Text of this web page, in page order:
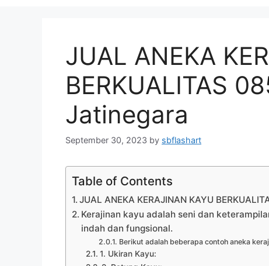
JUAL ANEKA
BERKUALITAS
Jatinegara
September 30, 2023 by sbflashart
Table of Contents
JUAL ANEKA KERAJINAN KAYU
Kerajinan kayu adalah seni dan
indah dan fungsional.
Berikut adalah beberapa contoh aneka
1. Ukiran Kayu: